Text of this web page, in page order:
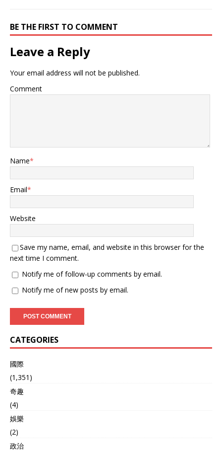
BE THE FIRST TO COMMENT
Leave a Reply
Your email address will not be published.
Comment
Name*
Email*
Website
Save my name, email, and website in this browser for the
next time I comment.
Notify me of follow-up comments by email.
Notify me of new posts by email.
CATEGORIES
國際
(1,351)
奇趣
(4)
娛樂
(2)
政治